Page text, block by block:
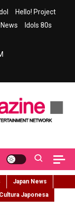
Hello! Project
Idols 80s
Japan News
Cultura Japonesa